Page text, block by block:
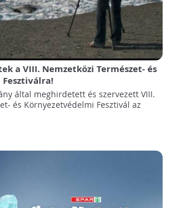
a VIII. Nemzetközi Természet- és
által meghirdetett és szervezett VIII.
és Környezetvédelmi Fesztivál az